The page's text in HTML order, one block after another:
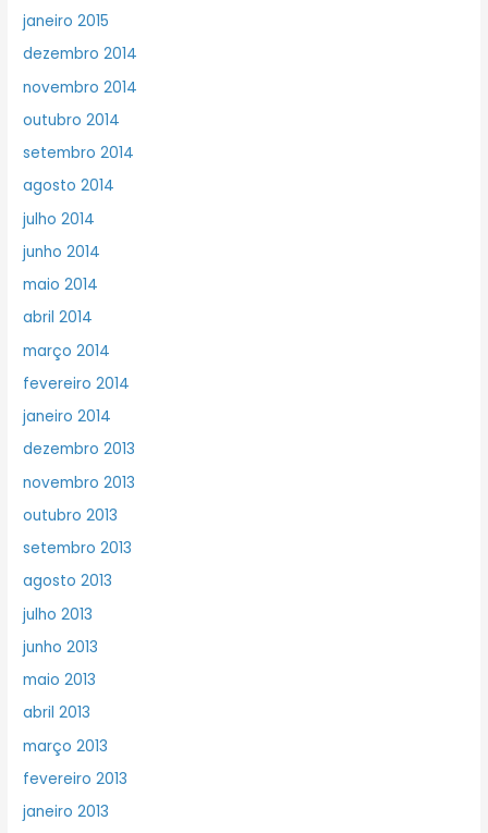
janeiro 2015
dezembro 2014
novembro 2014
outubro 2014
setembro 2014
agosto 2014
julho 2014
junho 2014
maio 2014
abril 2014
março 2014
fevereiro 2014
janeiro 2014
dezembro 2013
novembro 2013
outubro 2013
setembro 2013
agosto 2013
julho 2013
junho 2013
maio 2013
abril 2013
março 2013
fevereiro 2013
janeiro 2013